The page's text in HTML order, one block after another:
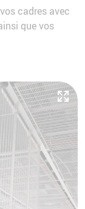
cadres avec
que vos